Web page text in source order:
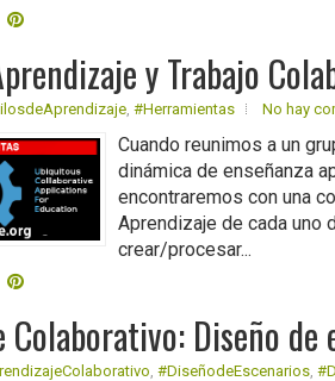
y Trabajo
, #Herramientas No hay
Cuando reunimos a un
dinámica de enseñanza
encontraremos con una
Aprendizaje de cada uno
crear/procesar...
Colaborativo: Diseño
, #DiseñodeEscenarios,